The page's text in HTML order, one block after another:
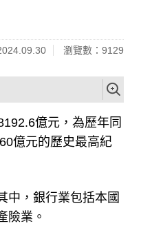
瀏覽數：9129
億元，為歷年同
億元的歷史最高紀
中，銀行業包括本國
險業。